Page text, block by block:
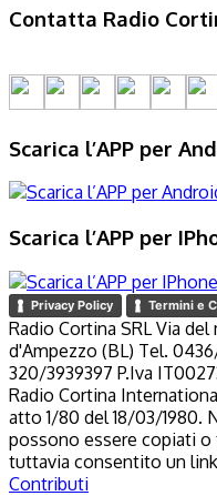
Contatta Radio
Scarica l’APP per
Scarica l’APP per
Privacy Policy Termini e
Radio Cortina SRL Via
d'Ampezzo (BL) Tel.
320/3939397 P.Iva
Radio Cortina
atto 1/80 del 18/03/1980.
possono essere copiati
tuttavia consentito un
Contributi